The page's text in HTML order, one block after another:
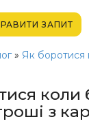
ЗАПИТ
» Як боротися
коли
з